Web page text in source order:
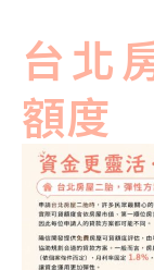
台北
額度